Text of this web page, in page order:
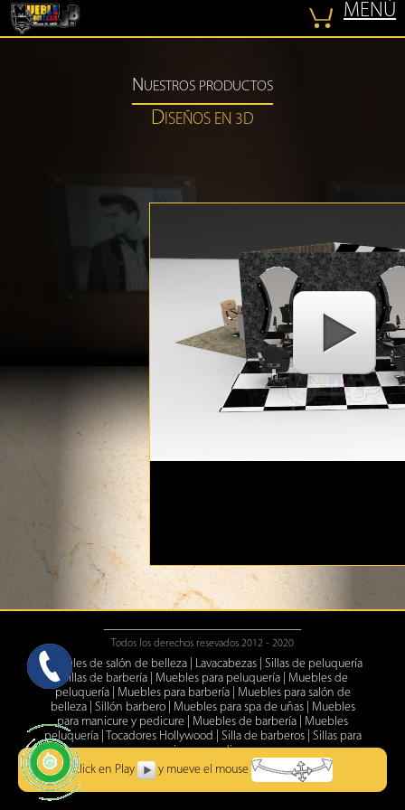
MENÚ
Click en Play y mueve el mouse
NUESTROS PRODUCTOS
DISEÑOS EN 3D
Todos los derechos resevados 2012 - 2020
Muebles de salón de belleza| Lavacabezas| Sillas de peluquería
| Sillas de barbería Muebles para peluquería
Muebles de
peluquería| Muebles para barbería| Muebles para salón de
belleza| Sillón barbero| Muebles para spa de uñas| Muebles
para manicure y pedicure
Muebles de barbería
Muebles
peluquería| Tocadores Hollywood Silla de barberos| Sillas para
manicure y pedicure